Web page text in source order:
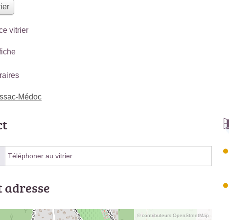
vitrier
Médoc
Téléphoner au vitrier
adresse
© contributeurs OpenStreetMap